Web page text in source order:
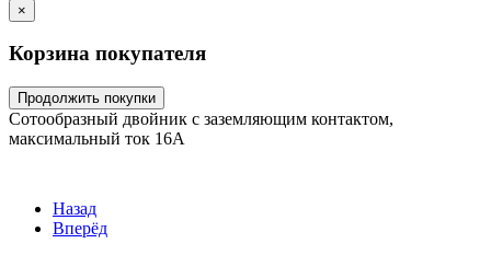
×
Корзина покупателя
Продолжить покупки
Сотообразный двойник с заземляющим контактом,
максимальный ток 16А
Назад
Вперёд